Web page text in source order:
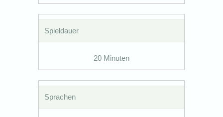
Spieldauer
20 Minuten
Sprachen